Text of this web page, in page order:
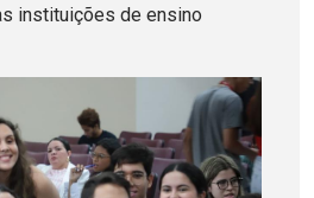
instituições de ensino